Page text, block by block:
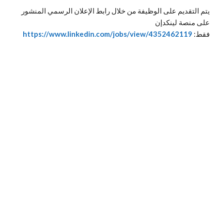
يتم التقديم على الوظيفة من خلال رابط الإعلان الرسمي المنشور
على منصة لينكدإن
فقط: https://www.linkedin.com/jobs/view/4352462119